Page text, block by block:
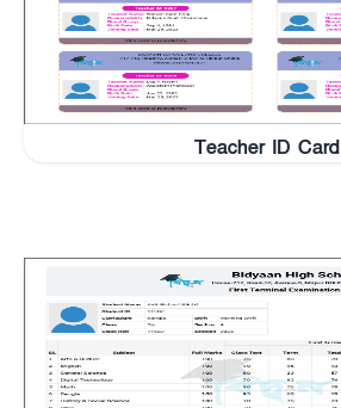
Teacher ID Card